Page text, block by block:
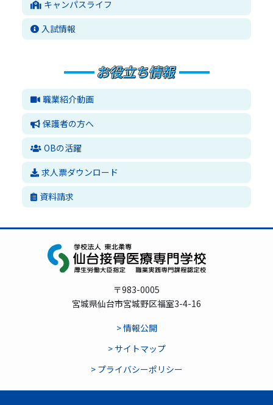
キャンパスライフ
入試情報
職業紹介動画
保護者の方へ
OBの活躍
求人票ダウンロード
資料請求
〒983-0005
宮城県仙台市宮城野区福室3-4-16
> 情報公開
> サイトマップ
> プライバシーポリシー